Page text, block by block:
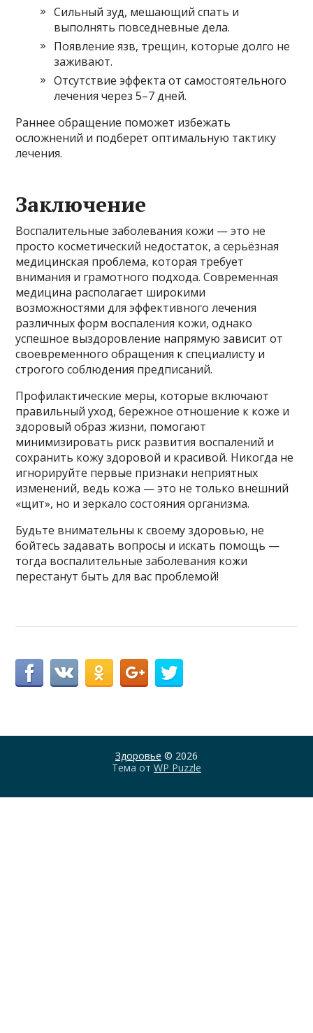
Сильный зуд, мешающий спать и
выполнять повседневные дела.
Появление язв, трещин, которые долго не
заживают.
Отсутствие эффекта от самостоятельного
лечения через 5–7 дней.
Раннее обращение поможет избежать
осложнений и подберёт оптимальную тактику
лечения.
Заключение
Воспалительные заболевания кожи — это не
просто косметический недостаток, а серьёзная
медицинская проблема, которая требует
внимания и грамотного подхода. Современная
медицина располагает широкими
возможностями для эффективного лечения
различных форм воспаления кожи, однако
успешное выздоровление напрямую зависит от
своевременного обращения к специалисту и
строгого соблюдения предписаний.
Профилактические меры, которые включают
правильный уход, бережное отношение к коже и
здоровый образ жизни, помогают
минимизировать риск развития воспалений и
сохранить кожу здоровой и красивой. Никогда не
игнорируйте первые признаки неприятных
изменений, ведь кожа — это не только внешний
«щит», но и зеркало состояния организма.
Будьте внимательны к своему здоровью, не
бойтесь задавать вопросы и искать помощь —
тогда воспалительные заболевания кожи
перестанут быть для вас проблемой!
Здоровье © 2026
Тема от WP Puzzle